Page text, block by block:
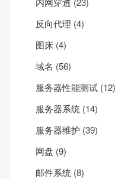
反向代理 (4)
图床 (4)
域名 (56)
服务器性能测试 (12)
服务器系统 (14)
服务器维护 (39)
网盘 (9)
邮件系统 (8)